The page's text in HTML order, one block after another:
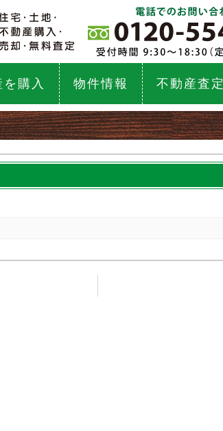
購入 物件情報 不動産査定